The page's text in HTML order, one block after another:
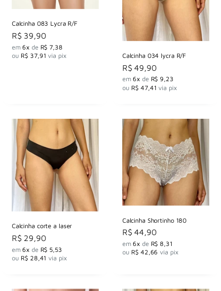
Calcinha 083 Lycra R/F
Preço
por
R$ 39,90
em6x de R$ 7,38
ou R$ 37,91 via pix Calcinha 034 lycra R/F
Preço
por
R$ 49,90
em6x de R$ 9,23
ou R$ 47,41 via pix
Calcinha corte a laser
Preço
por
R$ 29,90
em6x de R$ 5,53
ou R$ 28,41 via pix
Calcinha Shortinho 180
Preço
por
R$ 44,90
em6x de R$ 8,31
ou R$ 42,66 via pix